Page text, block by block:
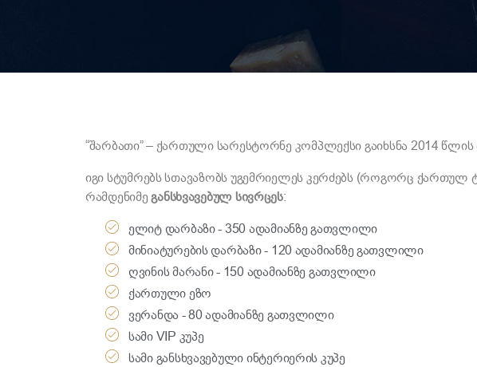
“შარბათი” – ქართული სარესტორნე კომპლექსი გაიხსნა 2014
იგი სტუმრებს სთავაზობს უგემრიელეს კერძებს (როგორც
რამდენიმეგანსხვავებულ სივრცეს:
ელიტ დარბაზი - 350 ადამიანზე გათვლილი
მინიატურების დარბაზი - 120 ადამიანზე გათვლილი
ღვინის მარანი - 150 ადამიანზე გათვლილი
ქართული ეზო
ვერანდა - 80 ადამიანზე გათვლილი
სამი VIP კუპე
სამი განსხვავებული ინტერიერის კუპე